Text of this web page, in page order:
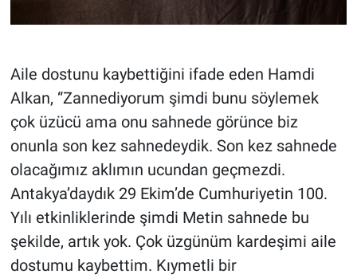
Aile dostunu kaybettiğini ifade eden Hamdi
Alkan, “Zannediyorum şimdi bunu söylemek
çok üzücü ama onu sahnede görünce biz
onunla son kez sahnedeydik. Son kez sahnede
olacağımız aklımın ucundan geçmezdi.
Antakya’daydık 29 Ekim’de Cumhuriyetin 100.
Yılı etkinliklerinde şimdi Metin sahnede bu
şekilde, artık yok. Çok üzgünüm kardeşimi aile
dostumu kaybettim. Kıymetli bir